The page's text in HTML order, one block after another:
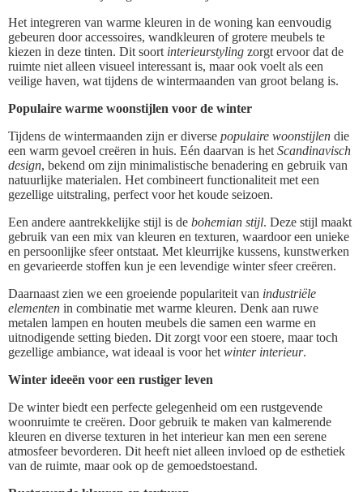
Het integreren van warme kleuren in de woning kan eenvoudig
gebeuren door accessoires, wandkleuren of grotere meubels te
kiezen in deze tinten. Dit soort interieurstyling zorgt ervoor dat de
ruimte niet alleen visueel interessant is, maar ook voelt als een
veilige haven, wat tijdens de wintermaanden van groot belang is.
Populaire warme woonstijlen voor de winter
Tijdens de wintermaanden zijn er diverse populaire woonstijlen die
een warm gevoel creëren in huis. Eén daarvan is het Scandinavisch
design, bekend om zijn minimalistische benadering en gebruik van
natuurlijke materialen. Het combineert functionaliteit met een
gezellige uitstraling, perfect voor het koude seizoen.
Een andere aantrekkelijke stijl is de bohemian stijl. Deze stijl maakt
gebruik van een mix van kleuren en texturen, waardoor een unieke
en persoonlijke sfeer ontstaat. Met kleurrijke kussens, kunstwerken
en gevarieerde stoffen kun je een levendige winter sfeer creëren.
Daarnaast zien we een groeiende populariteit van industriële
elementen in combinatie met warme kleuren. Denk aan ruwe
metalen lampen en houten meubels die samen een warme en
uitnodigende setting bieden. Dit zorgt voor een stoere, maar toch
gezellige ambiance, wat ideaal is voor het winter interieur.
Winter ideeën voor een rustiger leven
De winter biedt een perfecte gelegenheid om een rustgevende
woonruimte te creëren. Door gebruik te maken van kalmerende
kleuren en diverse texturen in het interieur kan men een serene
atmosfeer bevorderen. Dit heeft niet alleen invloed op de esthetiek
van de ruimte, maar ook op de gemoedstoestand.